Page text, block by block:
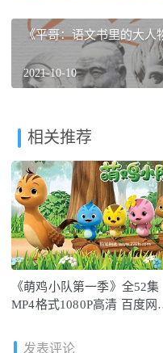
《平哥：语文书里的大
2021-10-10
相关推荐
《萌鸡小队第一季》全52集
MP4格式1080P高清 百度网
发表评论